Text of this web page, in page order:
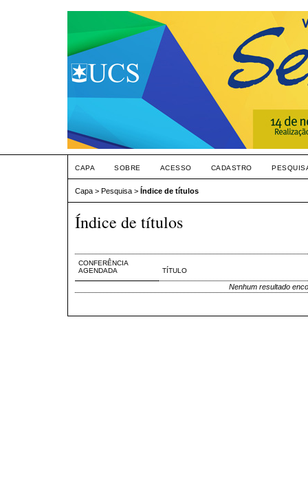
CAPA SOBRE ACESSO CADASTRO
Capa > Pesquisa > Índice de títulos
Índice de títulos
CONFERÊNCIA
AGENDADA
TÍTULO
Nenhum resultado